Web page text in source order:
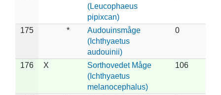
(Leucophaeus
pipixcan)
175 *
Audouinsmåge
(Ichthyaetus
audouinii)
0
176 X
Sorthovedet Måge
(Ichthyaetus
melanocephalus)
106